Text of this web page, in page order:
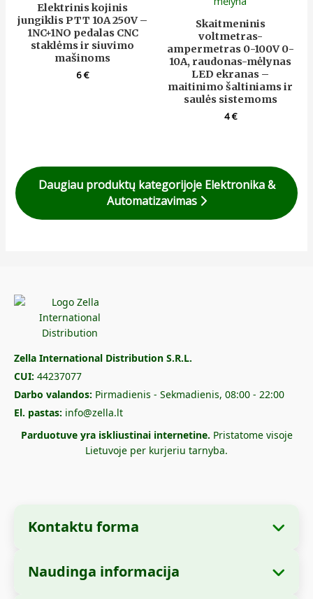
Elektrinis kojinis
jungiklis PTT 10A 250V –
1NC+1NO pedalas CNC
staklėms ir siuvimo
mašinoms
6€
Skaitmeninis
voltmetras-
ampermetras 0-100V 0-
10A, raudonas-mėlynas
LED ekranas –
maitinimo šaltiniams ir
saulės sistemoms
4€
Daugiau produktų kategorijoje Elektronika &
Automatizavimas
Zella International Distribution S.R.L.
CUI: 44237077
Darbo valandos: Pirmadienis - Sekmadienis, 08:00 - 22:00
El. pastas: info@zella.lt
Parduotuve yra iskliustinai internetine. Pristatome visoje
Lietuvoje per kurjeriu tarnyba.
Kontaktu forma
Imones informacija
Naudinga informacija